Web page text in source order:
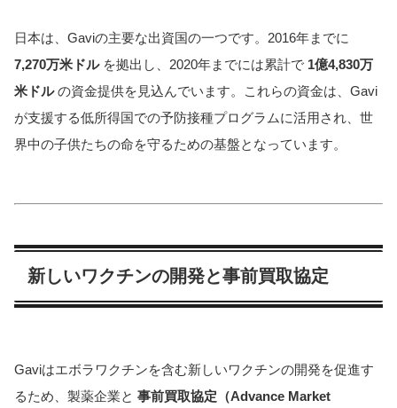
日本は、Gaviの主要な出資国の一つです。2016年までに
7,270万米ドルを拠出し、2020年までには累計で 1億4,830万
米ドルの資金提供を見込んでいます。これらの資金は、Gavi
が支援する低所得国での予防接種プログラムに活用され、世
界中の子供たちの命を守るための基盤となっています。
新しいワクチンの開発と事前買取協定
Gaviはエボラワクチンを含む新しいワクチンの開発を促進す
るため、製薬企業と 事前買取協定（Advance Market